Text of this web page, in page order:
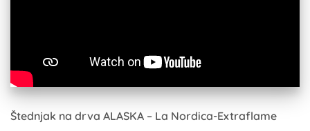
Štednjak na drva ALASKA – La Nordica-Extraflame